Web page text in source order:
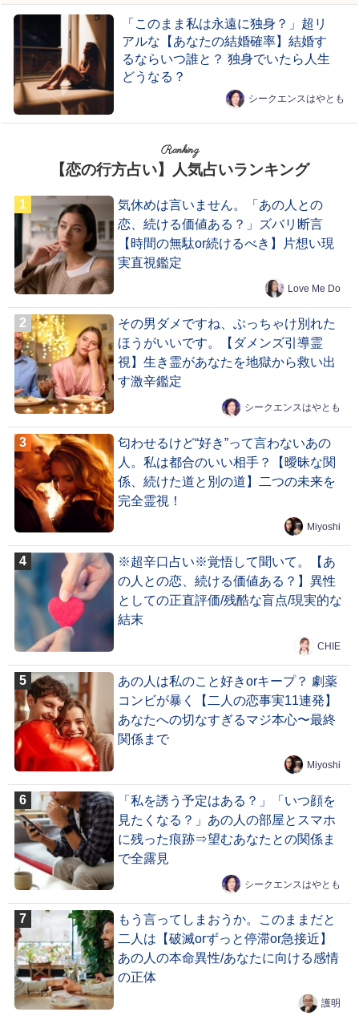
「このまま私は永遠に独身？」超リ
アルな【あなたの結婚確率】結婚す
るならいつ誰と？ 独身でいたら人生
どうなる？
シークエンスはやとも
Ranking
【恋の行方占い】人気占いランキング
気休めは言いません。「あの人との
恋、続ける価値ある？」ズバリ断言
【時間の無駄or続けるべき】片想い現
実直視鑑定
Love Me Do
その男ダメですね、ぶっちゃけ別れた
ほうがいいです。【ダメンズ引導霊
視】生き霊があなたを地獄から救い出
す激辛鑑定
シークエンスはやとも
匂わせるけど“好き”って言わないあの
人。私は都合のいい相手？【曖昧な関
係、続けた道と別の道】二つの未来を
完全霊視！
Miyoshi
※超辛口占い※覚悟して聞いて。【あ
の人との恋、続ける価値ある？】異性
としての正直評価/残酷な盲点/現実的な
結末
CHIE
あの人は私のこと好きorキープ？ 劇薬
コンビが暴く【二人の恋事実11連発】
あなたへの切なすぎるマジ本心〜最終
関係まで
Miyoshi
「私を誘う予定はある？」「いつ顔を
見たくなる？」あの人の部屋とスマホ
に残った痕跡⇒望むあなたとの関係ま
で全露見
シークエンスはやとも
もう言ってしまおうか。このままだと
二人は【破滅orずっと停滞or急接近】
あの人の本命異性/あなたに向ける感情
の正体
護明